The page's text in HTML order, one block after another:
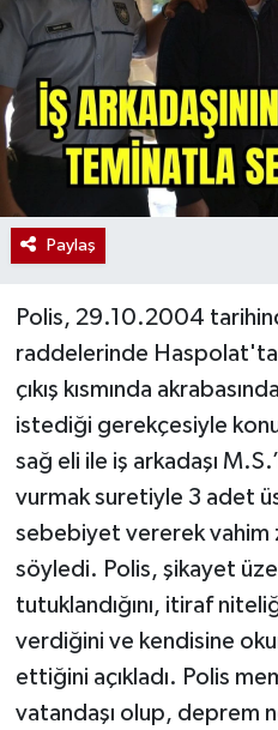
Paylaş
Polis, 29.10.2004
raddelerinde Haspolat'ta
çıkış kısmında
istediği gerekçesiyle konu
sağ eli ile iş arkadaşı
vurmak suretiyle 3 adet
sebebiyet vererek vahim
söyledi. Polis, şikayet
tutuklandığını, itiraf
verdiğini ve kendisine
ettiğini açıkladı. Polis
vatandaşı olup, deprem